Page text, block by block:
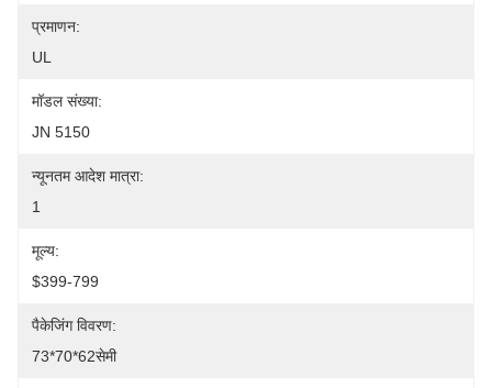
प्रमाणन:
UL
मॉडल संख्या:
JN 5150
न्यूनतम आदेश मात्रा:
1
मूल्य:
$399-799
पैकेजिंग विवरण:
73*70*62सेमी